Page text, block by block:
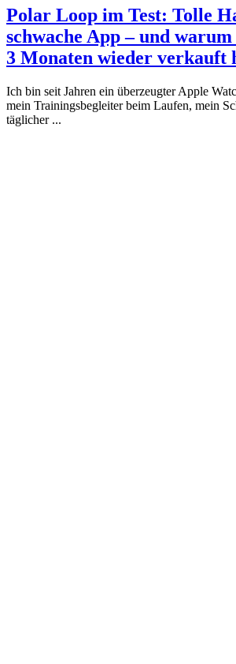
Polar Loop im Test: Tolle
schwache App – und
3 Monaten wieder verkauft
Ich bin seit Jahren ein überzeugter Apple
mein Trainingsbegleiter beim Laufen, mein
täglicher ...